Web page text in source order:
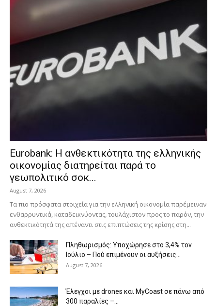
Eurobank: Η ανθεκτικότητα της ελληνικής
οικονομίας διατηρείται παρά το
γεωπολιτικό σοκ...
August 7, 2026
Τα πιο πρόσφατα στοιχεία για την ελληνική οικονομία παρέμειναν
ενθαρρυντικά, καταδεικνύοντας, τουλάχιστον προς το παρόν, την
ανθεκτικότητά της απέναντι στις επιπτώσεις της κρίσης στη...
Πληθωρισμός: Υποχώρησε στο 3,4% τον
Ιούλιο – Πού επιμένουν οι αυξήσεις...
August 7, 2026
Έλεγχοι με drones και MyCoast σε πάνω από
300 παραλίες –...